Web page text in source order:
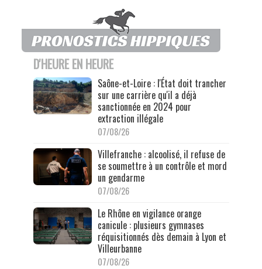
D'HEURE EN HEURE
Saône-et-Loire : l'État doit trancher
sur une carrière qu'il a déjà
sanctionnée en 2024 pour
extraction illégale
07/08/26
Villefranche : alcoolisé, il refuse de
se soumettre à un contrôle et mord
un gendarme
07/08/26
Le Rhône en vigilance orange
canicule : plusieurs gymnases
réquisitionnés dès demain à Lyon et
Villeurbanne
07/08/26